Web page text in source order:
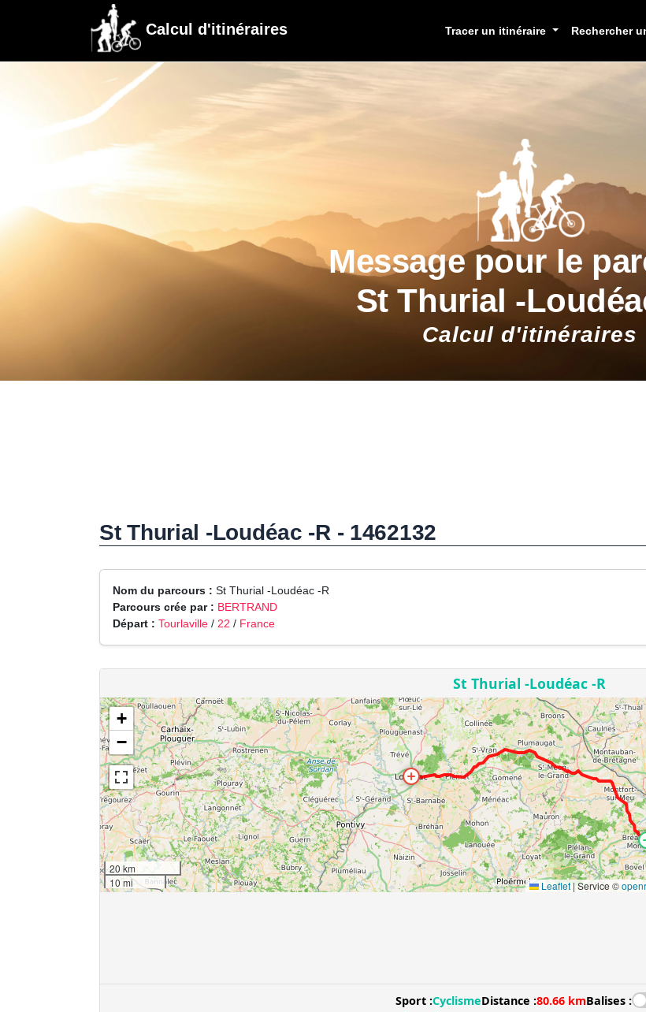
Calcul d'itinéraires Tracer un itinéraire Rechercher
Message pour le
St Thurial -
Calcul d'itinéraires
St Thurial -Loudéac -R - 1462132
Nom du parcours : St Thurial -Loudéac -R
Parcours crée par : BERTRAND
Départ : Tourlaville / 22 / France